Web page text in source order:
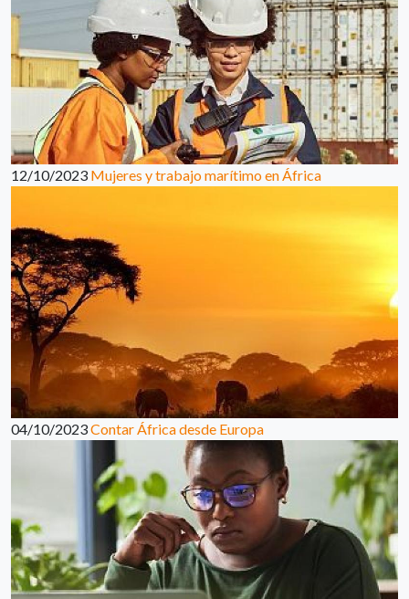
12/10/2023 Mujeres y trabajo marítimo en África
04/10/2023Contar África desde Europa